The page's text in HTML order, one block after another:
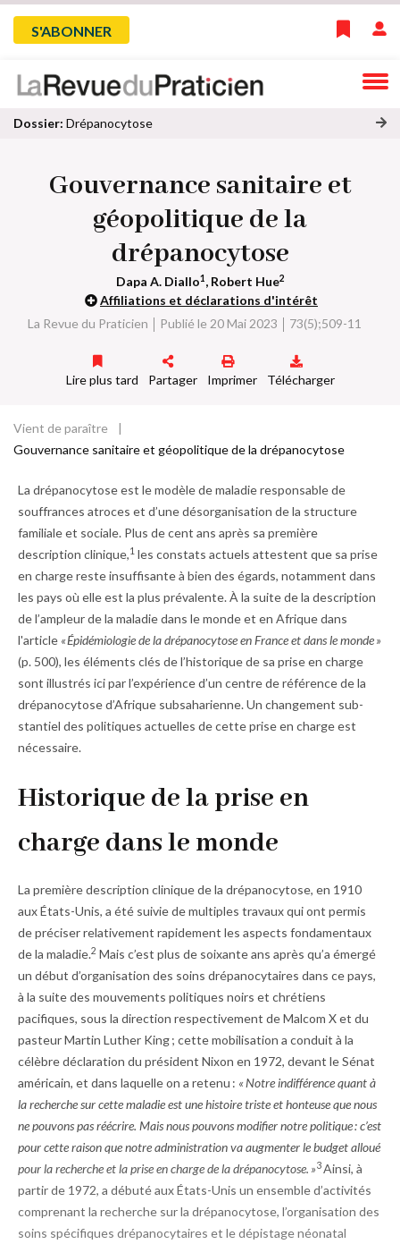
Skip
navigation
Menu
du
compte
l'utilisateur
S'ABONNER
Dossier: Drépanocytose
Gouvernance sanitaire et
géopolitique de la
drépanocytose
Dapa A. Diallo1, Robert Hue2
Affiliations et déclarations d'intérêt
La Revue du Praticien
Publié le 20 Mai 2023 73(5);509-11
Lire plus tard Partager Imprimer Télécharger
Fil
d'Ariane
Vient de paraître
Gouvernance sanitaire et géopolitique de la drépanocytose
La drépanocytose est le modèle de maladie responsable de
souffrances atroces et d’une désorganisation de la structure
familiale et sociale. Plus de cent ans après sa première
description clinique,1 les constats actuels attestent que sa prise
en charge reste insuffisante à bien des égards, notamment dans
les pays où elle est la plus prévalente. À la suite de la description
de l’ampleur de la maladie dans le monde et en Afrique dans
l'article «Épidémiologiede la drépanocytose en France et dansle monde»
(p. 500), les éléments clés de l’historique de sa prise en charge
sont illustrés ici par l’expérience d’un centre de référence de la
drépanocytose d’Afrique subsaharienne. Un changement sub­
stantiel des politiques actuelles de cette prise en charge est
nécessaire.
Historique de la prise en
charge dans le monde
La première description clinique de la drépanocytose, en 1910
aux États-Unis, a été suivie de multiples travaux qui ont permis
de préciser relativement rapidement les aspects fondamentaux
de la maladie.2 Mais c’est plus de soixante ans après qu’a émergé
un début d’organisation des soins drépanocytaires dans ce pays,
à la suite des mouvements politiques noirs et chrétiens
pacifiques, sous la direction respectivement de Malcom X et du
pasteur Martin Luther King ; cette mobilisation a conduit à la
célèbre déclaration du président Nixon en 1972, devant le Sénat
américain, et dans laquelle on a retenu : « Notre indifférence quant à
la recherche sur cette maladie est une histoire triste et honteuse que nous
ne pouvons pas réécrire. Mais nous pouvons modifier notre politique : c’est
pour cette raison que notre administration va augmenter le budget alloué
pour la recherche et la prise en charge de la drépanocytose. »3Ainsi, à
partir de 1972, a débuté aux États-Unis un ensemble d’activités
comprenant la recherche sur la drépanocytose, l’organisation des
soins spécifiques drépanocytaires et le dépistage néonatal